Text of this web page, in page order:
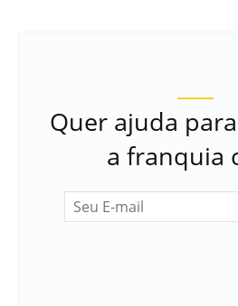
Quer ajuda
a franquia